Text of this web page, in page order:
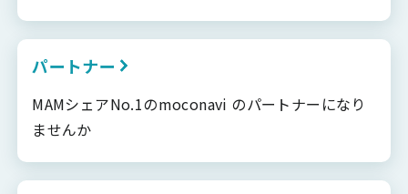
パートナー
MAMシェアNo.1のmoconavi のパートナーになり
ませんか